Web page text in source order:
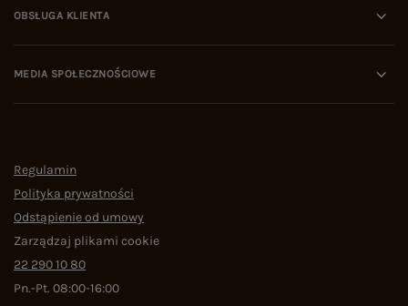
OBSŁUGA KLIENTA
MEDIA SPOŁECZNOŚCIOWE
Regulamin
Polityka prywatności
Odstąpienie od umowy
Zarządzaj plikami cookie
22 290 10 80
Pn.-Pt. 08:00-16:00